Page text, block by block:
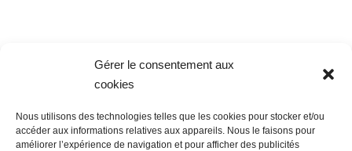
Gérer le consentement aux
cookies
Nous utilisons des technologies telles que les cookies pour stocker et/ou
accéder aux informations relatives aux appareils. Nous le faisons pour
améliorer l’expérience de navigation et pour afficher des publicités